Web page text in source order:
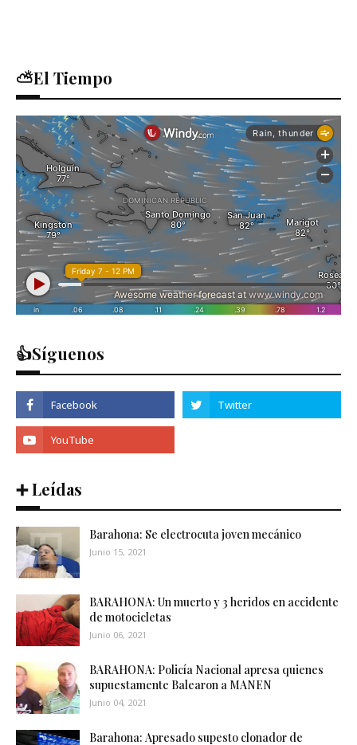
⛅El Tiempo
👍Síguenos
➕ Leídas
Barahona: Se electrocuta joven mecánico
Junio 15, 2021
BARAHONA: Un muerto y 3 heridos en accidente
de motocicletas
Junio 06, 2021
BARAHONA: Policía Nacional apresa quienes
supuestamente Balearon a MANEN
Junio 04, 2021
Barahona: Apresado supesto clonador de